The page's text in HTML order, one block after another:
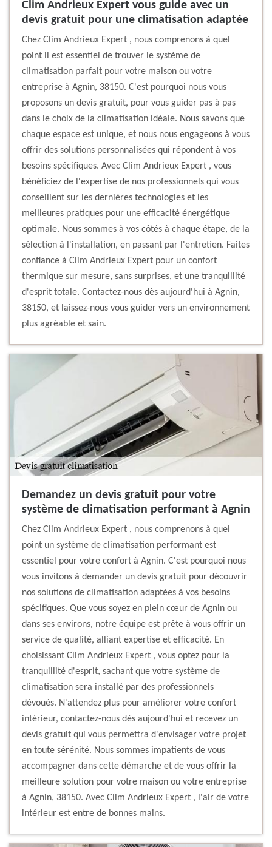
Clim Andrieux Expert vous guide avec un
devis gratuit pour une climatisation adaptée
Chez Clim Andrieux Expert , nous comprenons à quel
point il est essentiel de trouver le système de
climatisation parfait pour votre maison ou votre
entreprise à Agnin, 38150. C'est pourquoi nous vous
proposons un devis gratuit, pour vous guider pas à pas
dans le choix de la climatisation idéale. Nous savons que
chaque espace est unique, et nous nous engageons à vous
offrir des solutions personnalisées qui répondent à vos
besoins spécifiques. Avec Clim Andrieux Expert , vous
bénéficiez de l'expertise de nos professionnels qui vous
conseillent sur les dernières technologies et les
meilleures pratiques pour une efficacité énergétique
optimale. Nous sommes à vos côtés à chaque étape, de la
sélection à l'installation, en passant par l'entretien. Faites
confiance à Clim Andrieux Expert pour un confort
thermique sur mesure, sans surprises, et une tranquillité
d'esprit totale. Contactez-nous dès aujourd'hui à Agnin,
38150, et laissez-nous vous guider vers un environnement
plus agréable et sain.
Demandez un devis gratuit pour votre
système de climatisation performant à Agnin
Chez Clim Andrieux Expert , nous comprenons à quel
point un système de climatisation performant est
essentiel pour votre confort à Agnin. C'est pourquoi nous
vous invitons à demander un devis gratuit pour découvrir
nos solutions de climatisation adaptées à vos besoins
spécifiques. Que vous soyez en plein cœur de Agnin ou
dans ses environs, notre équipe est prête à vous offrir un
service de qualité, alliant expertise et efficacité. En
choisissant Clim Andrieux Expert , vous optez pour la
tranquillité d'esprit, sachant que votre système de
climatisation sera installé par des professionnels
dévoués. N'attendez plus pour améliorer votre confort
intérieur, contactez-nous dès aujourd'hui et recevez un
devis gratuit qui vous permettra d'envisager votre projet
en toute sérénité. Nous sommes impatients de vous
accompagner dans cette démarche et de vous offrir la
meilleure solution pour votre maison ou votre entreprise
à Agnin, 38150. Avec Clim Andrieux Expert , l'air de votre
intérieur est entre de bonnes mains.